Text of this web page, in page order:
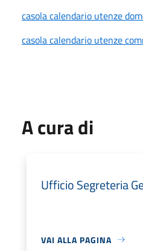
casola calendario utenze
casola calendario utenze
A cura di
Ufficio Segreteria
VAI ALLA PAGINA